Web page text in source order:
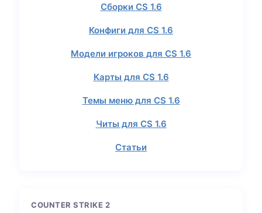
Сборки CS 1.6
Конфиги для CS 1.6
Модели игроков для CS 1.6
Карты для CS 1.6
Темы меню для CS 1.6
Читы для CS 1.6
Статьи
COUNTER STRIKE 2